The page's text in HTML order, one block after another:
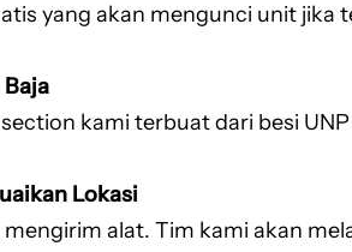
yang akan mengunci unit jika
kami terbuat dari besi
Lokasi
alat. Tim kami akan